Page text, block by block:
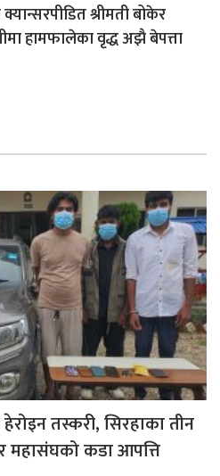
श्रीमती बोकेर
हामफालेका वृद्ध अझै बेपत्ता
तस्करी, सिरहाका तीन
महासंघको कडा आपत्ति